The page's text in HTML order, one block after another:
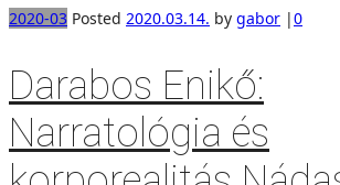
2020-03 Posted 2020.03.14. by gabor |0
Darabos Enikő:
Narratológia és